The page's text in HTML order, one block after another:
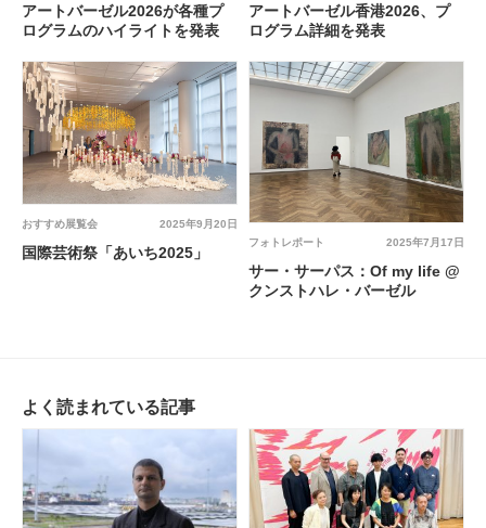
アートバーゼル2026が各種プ
ログラムのハイライトを発表
アートバーゼル香港2026、プ
ログラム詳細を発表
2025年9月20日
おすすめ展覧会
国際芸術祭「あいち2025」
2025年7月17日
フォトレポート
サー・サーパス：Of my life @
クンストハレ・バーゼル
よく読まれている記事